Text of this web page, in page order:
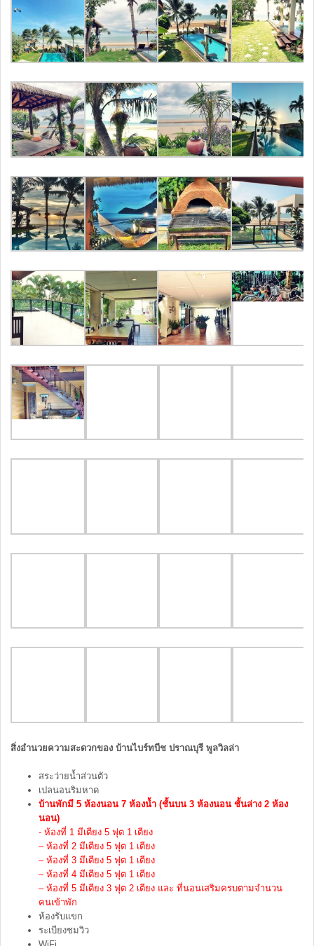
สิ่งอำนวยความสะดวกของ บ้านไบร์ทบีช ปราณบุรี พูลวิลล่า
สระว่ายน้ำส่วนตัว
เปลนอนริมหาด
บ้านพักมี 5 ห้องนอน 7 ห้องน้ำ (ชั้นบน 3 ห้องนอน ชั้นล่าง 2 ห้อง
นอน)
- ห้องที่ 1 มีเตียง 5 ฟุต 1 เตียง
– ห้องที่ 2 มีเตียง 5 ฟุต 1 เตียง
– ห้องที่ 3 มีเตียง 5 ฟุต 1 เตียง
– ห้องที่ 4 มีเตียง 5 ฟุต 1 เตียง
– ห้องที่ 5 มีเตียง 3 ฟุต 2 เตียง และ ที่นอนเสริมครบตามจำนวน
คนเข้าพัก
ห้องรับแขก
ระเบียงชมวิว